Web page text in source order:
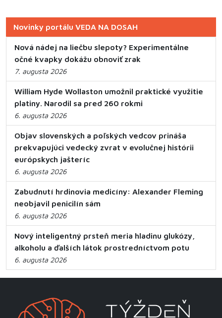
Novinky portálu VEDA NA DOSAH
Nová nádej na liečbu slepoty? Experimentálne
očné kvapky dokážu obnoviť zrak
7. augusta 2026
William Hyde Wollaston umožnil praktické využitie
platiny. Narodil sa pred 260 rokmi
6. augusta 2026
Objav slovenských a poľských vedcov prináša
prekvapujúci vedecký zvrat v evolučnej histórii
európskych jašteríc
6. augusta 2026
Zabudnutí hrdinovia medicíny: Alexander Fleming
neobjavil penicilín sám
6. augusta 2026
Nový inteligentný prsteň meria hladinu glukózy,
alkoholu a ďalších látok prostredníctvom potu
6. augusta 2026